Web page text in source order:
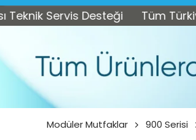
Servis Desteği Tüm Türkiye’ye
Modüler Mutfaklar 900 Serisi